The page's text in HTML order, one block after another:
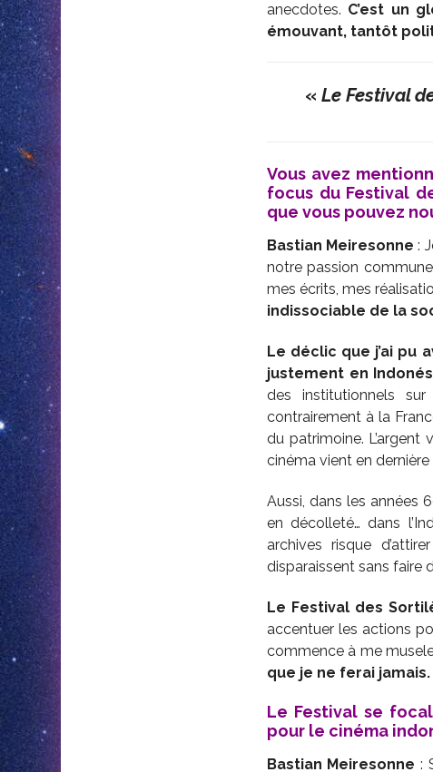
anecdotes. C’est un
émouvant, tantôt
«Le Festival
Vous avez
focus du Festival
que vous pouvez
Bastian Meiresonne :
notre passion
mes écrits, mes
indissociable de la
Le déclic que j’ai pu
justement en
des institutionnels sur
contrairement à la
du patrimoine.
cinéma vient en
Aussi, dans les années
en décolleté… dans
archives risque
disparaissent sans faire
Le Festival des
accentuer les actions
commence à me
que je ne ferai jamais.
Le Festival se
pour le cinéma
Bastian Meiresonne :